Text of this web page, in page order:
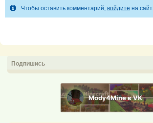
Чтобы оставить комментарий, войдите на сайт.
Подпишись
Mody4Mine в VK